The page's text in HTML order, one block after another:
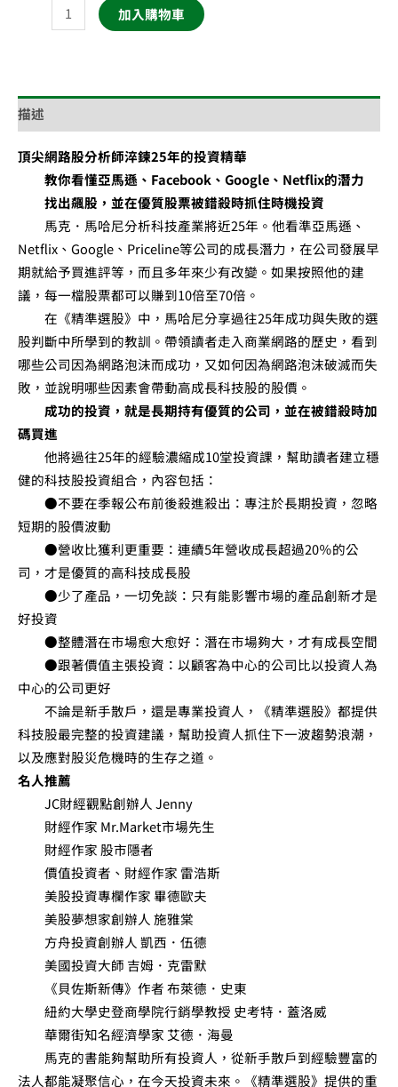
加入購物車
描述
頂尖網路股分析師淬鍊25年的投資精華
教你看懂亞馬遜、Facebook、Google、Netflix的潛力
找出飆股，並在優質股票被錯殺時抓住時機投資
馬克．馬哈尼分析科技產業將近25年。他看準亞馬遜、
Netflix、Google、Priceline等公司的成長潛力，在公司發展早
期就給予買進評等，而且多年來少有改變。如果按照他的建
議，每一檔股票都可以賺到10倍至70倍。
在《精準選股》中，馬哈尼分享過往25年成功與失敗的選
股判斷中所學到的教訓。帶領讀者走入商業網路的歷史，看到
哪些公司因為網路泡沫而成功，又如何因為網路泡沫破滅而失
敗，並說明哪些因素會帶動高成長科技股的股價。
成功的投資，就是長期持有優質的公司，並在被錯殺時加
碼買進
他將過往25年的經驗濃縮成10堂投資課，幫助讀者建立穩
健的科技股投資組合，內容包括：
●不要在季報公布前後殺進殺出：專注於長期投資，忽略
短期的股價波動
●營收比獲利更重要：連續5年營收成長超過20％的公
司，才是優質的高科技成長股
●少了產品，一切免談：只有能影響市場的產品創新才是
好投資
●整體潛在市場愈大愈好：潛在市場夠大，才有成長空間
●跟著價值主張投資：以顧客為中心的公司比以投資人為
中心的公司更好
不論是新手散戶，還是專業投資人，《精準選股》都提供
科技股最完整的投資建議，幫助投資人抓住下一波趨勢浪潮，
以及應對股災危機時的生存之道。
名人推薦
JC財經觀點創辦人 Jenny
財經作家 Mr.Market市場先生
財經作家 股市隱者
價值投資者、財經作家 雷浩斯
美股投資專欄作家 畢德歐夫
美股夢想家創辦人 施雅棠
方舟投資創辦人 凱西．伍德
美國投資大師 吉姆．克雷默
《貝佐斯新傳》作者 布萊德．史東
紐約大學史登商學院行銷學教授 史考特．蓋洛威
華爾街知名經濟學家 艾德．海曼
馬克的書能夠幫助所有投資人，從新手散戶到經驗豐富的
法人都能凝聚信心，在今天投資未來。《精準選股》提供的重